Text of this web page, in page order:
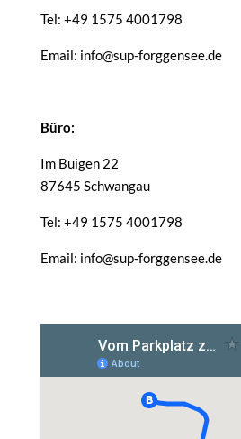
Tel: +49 1575 4001798
Email: info@sup-forggensee.de
Büro:
Im Buigen 22
87645 Schwangau
Tel: +49 1575 4001798
Email: info@sup-forggensee.de